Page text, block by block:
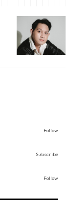
Follow
Subscribe
Follow